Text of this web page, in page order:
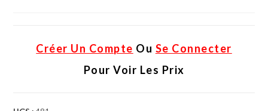
Créer Un Compte Ou Se Connecter
Pour Voir Les Prix